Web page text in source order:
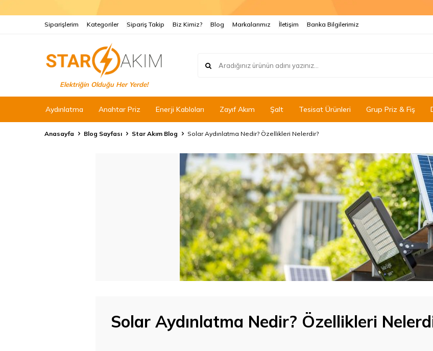
Siparişlerim Kategoriler Sipariş Takip Biz Kimiz? Blog Markalarımız İletişim Banka Bilgilerimiz
Elektriğin Olduğu Her Yerde!
Aydınlatma Anahtar Priz Enerji Kabloları Zayıf Akım Şalt Tesisat Ürünleri Grup Priz & Fiş
Anasayfa Blog Sayfası Star Akım Blog
Solar Aydınlatma Nedir? Özellikleri Nelerdir?
Solar Aydınlatma Nedir? Özellikleri